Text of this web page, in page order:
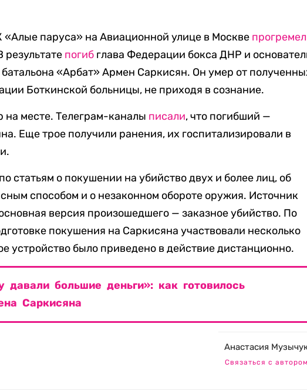
паруса» на Авиационной улице в Москве прогремел
погиб глава Федерации бокса ДНР и
батальона «Арбат» Армен Саркисян. Он умер от
Боткинской больницы, не приходя в сознание.
на месте. Телеграм-каналы писали, что погибший —
Еще трое получили ранения, их госпитализировали в
статьям о покушении на убийство двух и более лиц, об
способом и о незаконном обороте оружия. Источник
версия произошедшего — заказное убийство. По
покушения на Саркисяна участвовали несколько
устройство было приведено в действие дистанционно.
давали большие деньги»: как готовилось
Саркисяна
Анастасия
Связаться с автором